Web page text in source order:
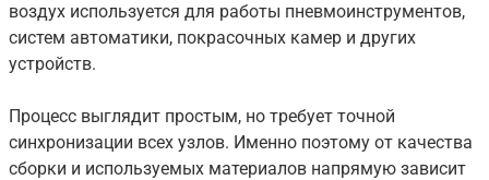
воздух используется для работы пневмоинструментов,
систем автоматики, покрасочных камер и других
устройств.
Процесс выглядит простым, но требует точной
синхронизации всех узлов. Именно поэтому от качества
сборки и используемых материалов напрямую зависит